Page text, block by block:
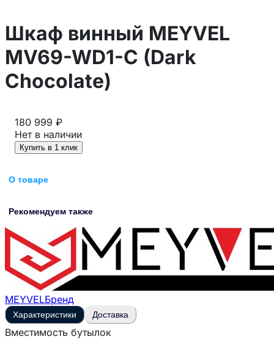
Шкаф винный MEYVEL
MV69-WD1-C (Dark
Chocolate)
180 999 ₽
Нет в наличии
Купить в 1 клик
О товаре
Рекомендуем также
MEYVELБренд
Характеристики Доставка
Вместимость бутылок